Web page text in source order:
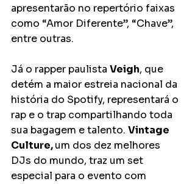
apresentarão no repertório faixas
como “Amor Diferente”, “Chave”,
entre outras.
Já o rapper paulista Veigh, que
detém a maior estreia nacional da
história do Spotify, representará o
rap e o trap compartilhando toda
sua bagagem e talento. Vintage
Culture, um dos dez melhores
DJs do mundo, traz um set
especial para o evento com